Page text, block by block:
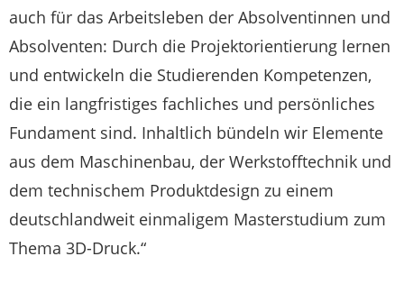
auch für das Arbeitsleben der Absolventinnen und
Absolventen: Durch die Projektorientierung lernen
und entwickeln die Studierenden Kompetenzen,
die ein langfristiges fachliches und persönliches
Fundament sind. Inhaltlich bündeln wir Elemente
aus dem Maschinenbau, der Werkstofftechnik und
dem technischem Produktdesign zu einem
deutschlandweit einmaligem Masterstudium zum
Thema 3D-Druck.“